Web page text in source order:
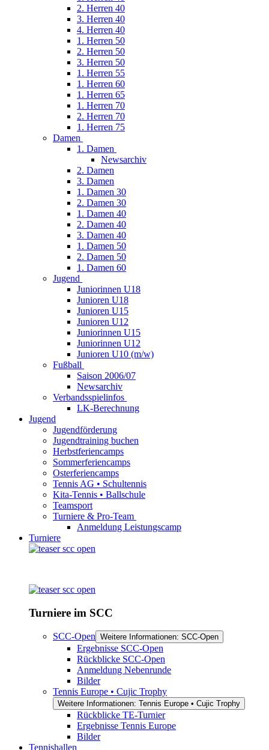
2. Herren 40
3. Herren 40
4. Herren 40
1. Herren 50
2. Herren 50
3. Herren 50
1. Herren 55
1. Herren 60
1. Herren 65
1. Herren 70
2. Herren 70
1. Herren 75
Damen
1. Damen
Newsarchiv
2. Damen
3. Damen
1. Damen 30
2. Damen 30
1. Damen 40
2. Damen 40
3. Damen 40
1. Damen 50
2. Damen 50
1. Damen 60
Jugend
Juniorinnen U18
Junioren U18
Junioren U15
Junioren U12
Juniorinnen U15
Juniorinnen U12
Junioren U10 (m/w)
Fußball
Saison 2006/07
Newsarchiv
Verbandsspielinfos
LK-Berechnung
Jugend
Jugendförderung
Jugendtraining buchen
Herbstferiencamps
Sommerferiencamps
Osterferiencamps
Tennis AG • Schultennis
Kita-Tennis • Ballschule
Teamsport
Turniere & Pro-Team
Anmeldung Leistungscamp
Turniere
Turniere im SCC
SCC-Open Weitere Informationen: SCC-Open
Ergebnisse SCC-Open
Rückblicke SCC-Open
Anmeldung Nebenrunde
Bilder
Tennis Europe • Cujic Trophy
Weitere Informationen: Tennis Europe • Cujic Trophy
Rückblicke TE-Turnier
Ergebnisse Tennis Europe
Bilder
Tennishallen